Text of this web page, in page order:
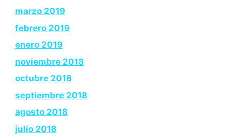
marzo 2019
febrero 2019
enero 2019
noviembre 2018
octubre 2018
septiembre 2018
agosto 2018
julio 2018